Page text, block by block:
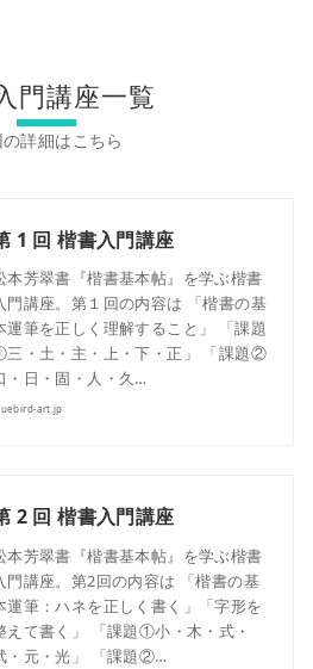
門講座一覧
1 回 楷書入門講座
本芳翠書『楷書基本帖』を学ぶ楷書
門講座。第１回の内容は 「楷書の基
運筆を正しく理解すること」 「課題
・土・主・上・下・正」 「課題②
・日・固・人・久…
art.jp
2 回 楷書入門講座
本芳翠書『楷書基本帖』を学ぶ楷書
門講座。第2回の内容は 「楷書の基
運筆：ハネを正しく書く」「字形を
えて書く」 「課題①小・木・式・
・元・光」 「課題②…